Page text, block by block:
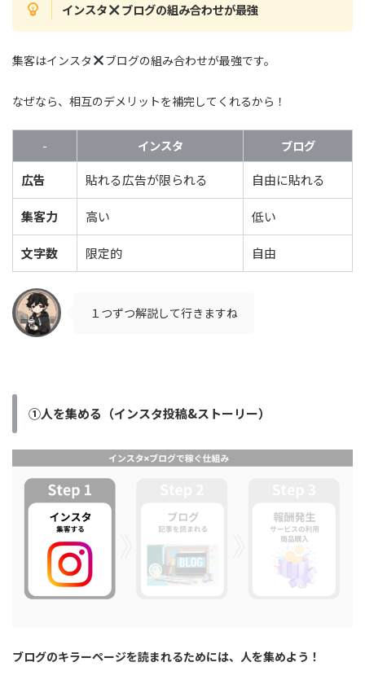
インスタ ブログの組み合わせが最強
集客はインスタ ブログの組み合わせが最強です。
なぜなら、相互のデメリットを補完してくれるから！
- インスタ
ブログ
広告
貼れる広告が限られる 自由に貼れる
集客力 高い 低い
文字数 限定的 自由
１つずつ解説して行きますね
①人を集める（インスタ投稿&ストーリー）
ブログのキラーページを読まれるためには、人を集めよう！